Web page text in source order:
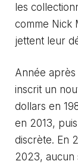
les
comme Nick
jettent leur
Année
inscrit un
dollars en
en 2013,
discrète. En
2023, aucun